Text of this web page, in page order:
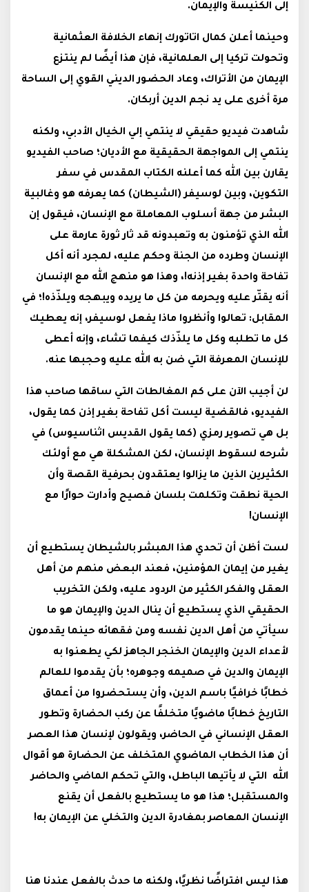
إلى الكنيسة والإيمان.
وحينما أعلن كمال اتاتورك إنهاء الخلافة العثمانية
وتحولت تركيا إلى العلمانية، فإن هذا أيضًا لم ينتزع
الإيمان من الأتراك، وعاد الحضور الديني القوي إلى الساحة
مرة أخرى على يد نجم الدين أربكان.
شاهدت فيديو حقيقي لا ينتمي إلي الخيال الأدبي، ولكنه
ينتمي إلى المواجهة الحقيقية مع الأديان؛ صاحب الفيديو
يقارن بين الله كما أعلنه الكتاب المقدس في سفر
التكوين، وبين لوسيفر (الشيطان) كما يعرفه هو وغالبية
البشر من جهة أسلوب المعاملة مع الإنسان، فيقول إن
الله الذي تؤمنون به وتعبدونه قد ثار ثورة عارمة على
الإنسان وطرده من الجنة وحكم عليه، لمجرد أنه أكل
تفاحة واحدة بغير إذنه!، وهذا هو منهج الله مع الإنسان
أنه يقتّر عليه ويحرمه من كل ما يريده ويبهجه ويلذّذه!؛ في
المقابل: تعالوا وأنظروا ماذا يفعل لوسيفر، إنه يعطيك
كل ما تطلبه وكل ما يلذّذك كيفما تشاء، وإنه أعطى
للإنسان المعرفة التي ضن به الله عليه وحجبها عنه.
لن أجيب الآن على كم المغالطات التي ساقها صاحب هذا
الفيديو، فالقضية ليست أكل تفاحة بغير إذن كما يقول،
بل هي تصوير رمزي (كما يقول القديس اثناسيوس) في
شرحه لسقوط الإنسان، لكن المشكلة هي مع أولئك
الكثيرين الذين ما يزالوا يعتقدون بحرفية القصة وأن
الحية نطقت وتكلمت بلسان فصيح وأدارت حوارًا مع
الإنسان!
لست أظن أن تحدي هذا المبشر بالشيطان يستطيع أن
يغير من إيمان المؤمنين، فعند البعض منهم من أهل
العقل والفكر الكثير من الردود عليه، ولكن التخريب
الحقيقي الذي يستطيع أن ينال الدين والإيمان هو ما
سيأتي من أهل الدين نفسه ومن فقهائه حينما يقدمون
لأعداء الدين والإيمان الخنجر الجاهز لكي يطعنوا به
الإيمان والدين في صميمه وجوهره؛ بأن يقدموا للعالم
خطابًا خرافيًا باسم الدين، وأن يستحضروا من أعماق
التاريخ خطابًا ماضويًا متخلفًا عن ركب الحضارة وتطور
العقل الإنساني في الحاضر، ويقولون لإنسان هذا العصر
أن هذا الخطاب الماضوي المتخلف عن الحضارة هو أقوال
الله التي لا يأتيها الباطل، والتي تحكم الماضي والحاضر
والمستقبل؛ هذا هو ما يستطيع بالفعل أن يقنع
الإنسان المعاصر بمغادرة الدين والتخلي عن الإيمان به!
هذا ليس افتراضًا نظريًا، ولكنه ما حدث بالفعل عندنا هنا